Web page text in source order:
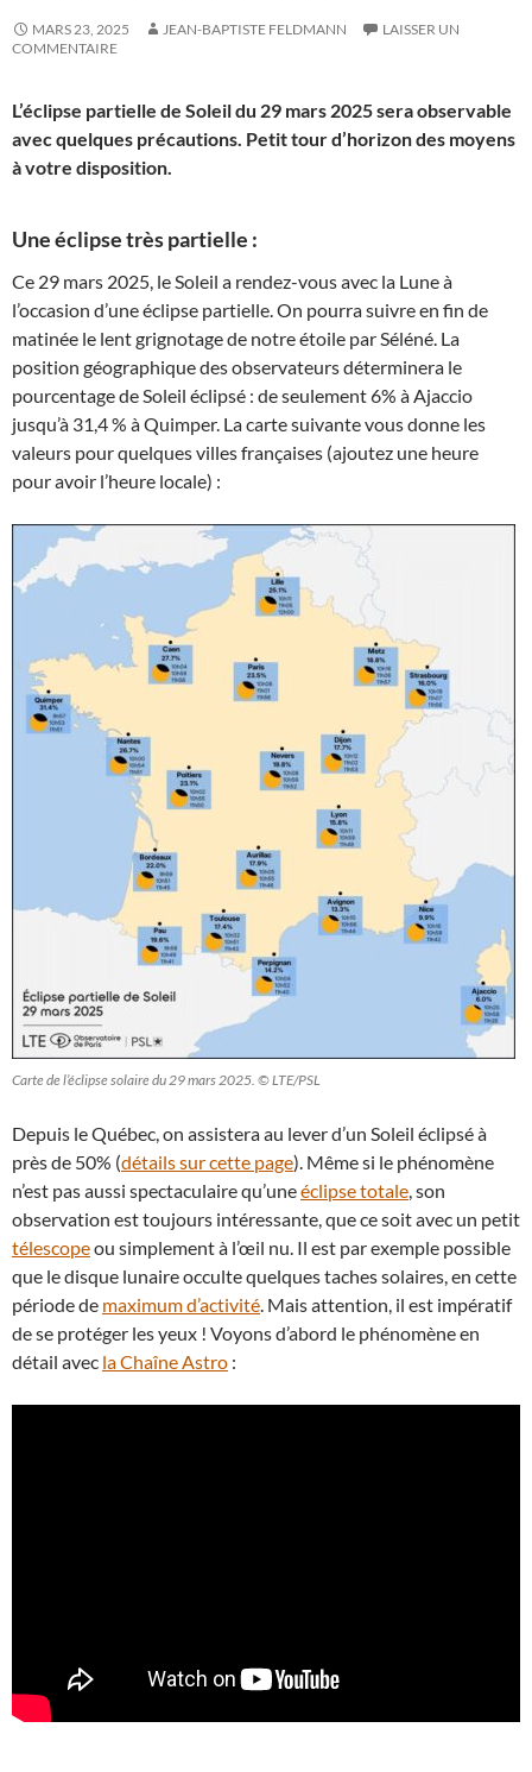
MARS 23, 2025 JEAN-BAPTISTE FELDMANN
LAISSER UN
COMMENTAIRE
L’éclipse partielle de Soleil du 29 mars 2025 sera observable
avec quelques précautions. Petit tour d’horizon des moyens
à votre disposition.
Une éclipse très partielle :
Ce 29 mars 2025, le Soleil a rendez-vous avec la Lune à
l’occasion d’une éclipse partielle. On pourra suivre en fin de
matinée le lent grignotage de notre étoile par Séléné. La
position géographique des observateurs déterminera le
pourcentage de Soleil éclipsé : de seulement 6% à Ajaccio
jusqu’à 31,4 % à Quimper. La carte suivante vous donne les
valeurs pour quelques villes françaises (ajoutez une heure
pour avoir l’heure locale) :
Carte de l’éclipse solaire du 29 mars 2025. © LTE/PSL
Depuis le Québec, on assistera au lever d’un Soleil éclipsé à
près de 50% (détails sur cette page). Même si le phénomène
n’est pas aussi spectaculaire qu’uneéclipse totale, son
observation est toujours intéressante, que ce soit avec un petit
télescopeou simplement à l’œil nu. Il est par exemple possible
que le disque lunaire occulte quelques taches solaires, en cette
période de maximum d’activité. Mais attention, il est impératif
de se protéger les yeux ! Voyons d’abord le phénomène en
détail avec la Chaîne Astro :